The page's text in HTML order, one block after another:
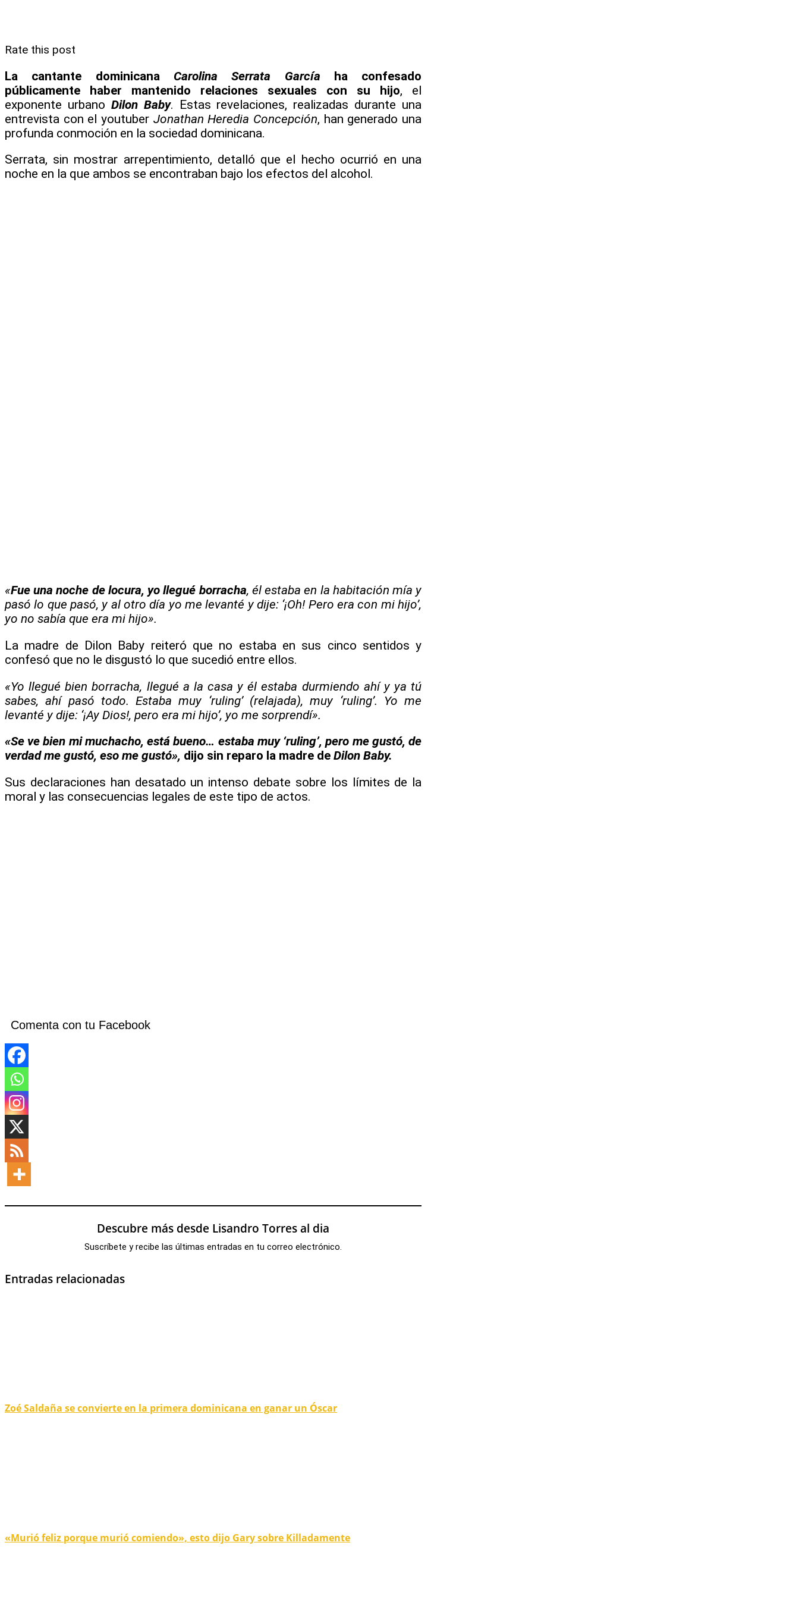
Rate this post
La cantante dominicana Carolina Serrata García ha confesado
públicamente haber mantenido relaciones sexuales con su hijo, el
exponente urbano Dilon Baby. Estas revelaciones, realizadas durante una
entrevista con el youtuber Jonathan Heredia Concepción, han generado una
profunda conmoción en la sociedad dominicana.
Serrata, sin mostrar arrepentimiento, detalló que el hecho ocurrió en una
noche en la que ambos se encontraban bajo los efectos del alcohol.
«Fue una noche de locura, yo llegué borracha, él estaba en la habitación mía y
pasó lo que pasó, y al otro día yo me levanté y dije: ‘¡Oh! Pero era con mi hijo’,
yo no sabía que era mi hijo».
La madre de Dilon Baby reiteró que no estaba en sus cinco sentidos y
confesó que no le disgustó lo que sucedió entre ellos.
«Yo llegué bien borracha, llegué a la casa y él estaba durmiendo ahí y ya tú
sabes, ahí pasó todo. Estaba muy ‘ruling’ (relajada), muy ‘ruling’. Yo me
levanté y dije: ‘¡Ay Dios!, pero era mi hijo’, yo me sorprendí».
«Se ve bien mi muchacho, está bueno… estaba muy ‘ruling’, pero me gustó, de
verdad me gustó, eso me gustó», dijo sin reparo la madre de Dilon Baby.
Sus declaraciones han desatado un intenso debate sobre los límites de la
moral y las consecuencias legales de este tipo de actos.
Comenta con tu Facebook
Descubre más desde Lisandro Torres al dia
Suscríbete y recibe las últimas entradas en tu correo electrónico.
Entradas relacionadas
Zoé Saldaña se convierte en la primera dominicana en ganar un Óscar
«Murió feliz porque murió comiendo», esto dijo Gary sobre Killadamente